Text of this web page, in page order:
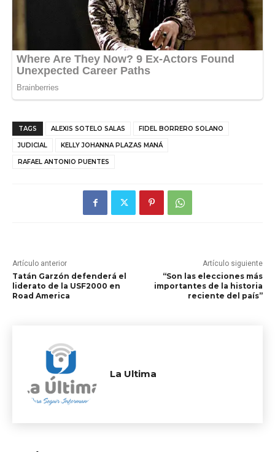
TAGS ALEXIS SOTELO SALAS FIDEL BORRERO SOLANO
JUDICIAL KELLY JOHANNA PLAZAS MANÁ
RAFAEL ANTONIO PUENTES
Artículo anterior
Tatán Garzón defenderá el
liderato de la USF2000 en
Road America
Artículo siguiente
“Son las elecciones más
importantes de la historia
reciente del país”
La Ultima